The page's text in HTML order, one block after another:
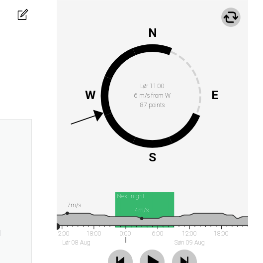
Lør 11:00
6 m/s from W
87 points
N
E
S
W
Next night
12:00
Lør 08 Aug
18:00 0:00 6:00
12:00
Søn 09 Aug
18:00
7m/s
4m/s